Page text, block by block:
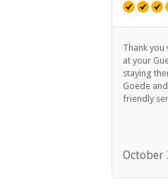
Thank you
at your
staying
Goede
friendly
October